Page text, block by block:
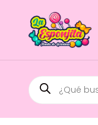
Búsqueda
de
productos